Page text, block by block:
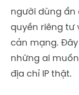
người dùng ẩn
quyền riêng tư
cản mạng.
những ai
địa chỉ IP thật.